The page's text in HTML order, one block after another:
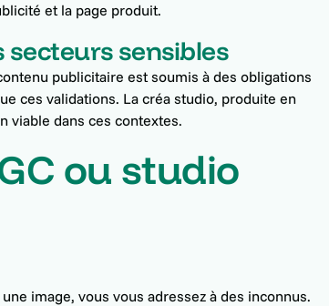
et la page produit.
sensibles
publicitaire est soumis à des obligations
ces validations. La créa studio, produite en
viable dans ces contextes.
ou studio
image, vous vous adressez à des inconnus.